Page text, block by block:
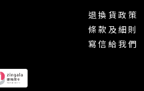
退 換 貨 政 策
條 款 及 細 則
寫 信 給 我 們